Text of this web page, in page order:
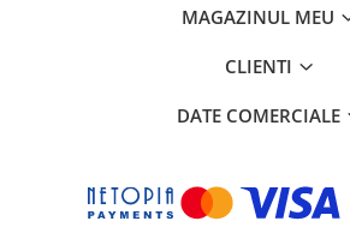
MAGAZINUL MEU
CLIENTI
DATE COMERCIALE